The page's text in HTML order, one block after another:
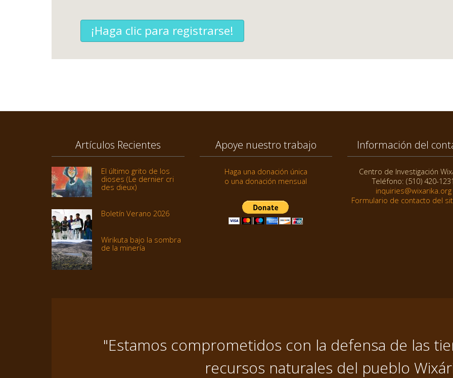
¡Haga clic para registrarse!
Artículos Recientes
El último grito de los
dioses (Le dernier cri
des dieux)
Boletín Verano 2026
Wirikuta bajo la sombra
de la minería
Apoye nuestro trabajo
Haga una donación única
o una donación mensual
Información del
Centro de Investigación
Teléfono: (510) 420-1231
inquiries@wixarika.org
Formulario de contacto del
"Estamos comprometidos con la defensa de las
recursos naturales del pueblo